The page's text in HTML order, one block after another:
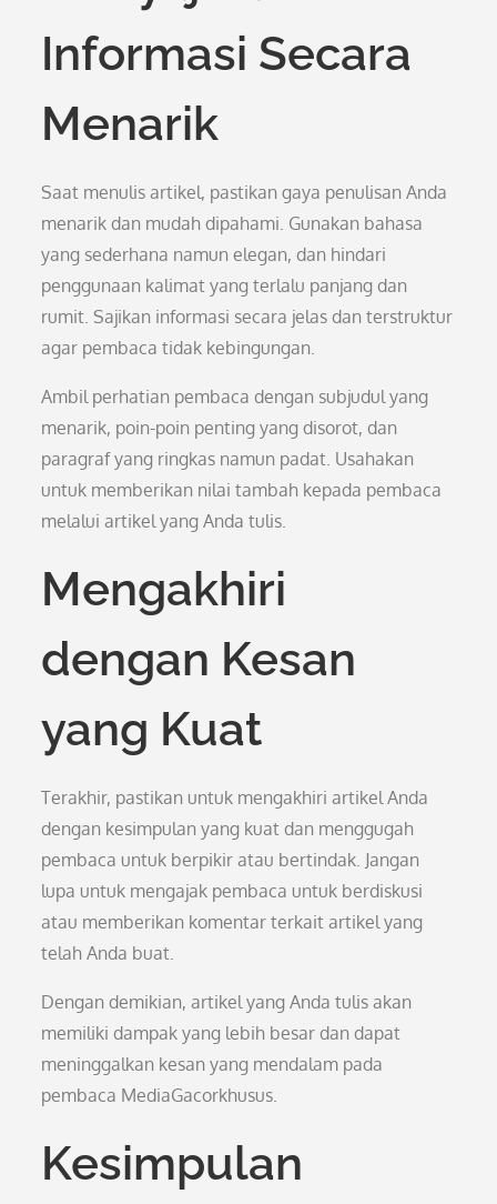
Informasi Secara
Menarik
Saat menulis artikel, pastikan gaya penulisan Anda
menarik dan mudah dipahami. Gunakan bahasa
yang sederhana namun elegan, dan hindari
penggunaan kalimat yang terlalu panjang dan
rumit. Sajikan informasi secara jelas dan terstruktur
agar pembaca tidak kebingungan.
Ambil perhatian pembaca dengan subjudul yang
menarik, poin-poin penting yang disorot, dan
paragraf yang ringkas namun padat. Usahakan
untuk memberikan nilai tambah kepada pembaca
melalui artikel yang Anda tulis.
Mengakhiri
dengan Kesan
yang Kuat
Terakhir, pastikan untuk mengakhiri artikel Anda
dengan kesimpulan yang kuat dan menggugah
pembaca untuk berpikir atau bertindak. Jangan
lupa untuk mengajak pembaca untuk berdiskusi
atau memberikan komentar terkait artikel yang
telah Anda buat.
Dengan demikian, artikel yang Anda tulis akan
memiliki dampak yang lebih besar dan dapat
meninggalkan kesan yang mendalam pada
pembaca MediaGacorkhusus.
Kesimpulan